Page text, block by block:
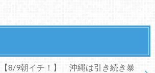
【8/9朝イチ！】 沖縄は引き続き暴